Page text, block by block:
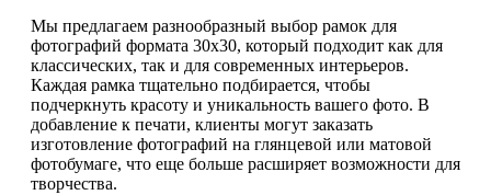
Мы предлагаем разнообразный выбор рамок для
фотографий формата 30х30, который подходит как для
классических, так и для современных интерьеров.
Каждая рамка тщательно подбирается, чтобы
подчеркнуть красоту и уникальность вашего фото. В
добавление к печати, клиенты могут заказать
изготовление фотографий на глянцевой или матовой
фотобумаге, что еще больше расширяет возможности для
творчества.